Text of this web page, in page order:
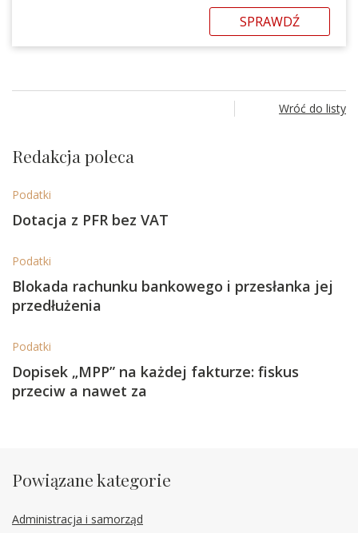
SPRAWDŹ
Wróć do listy
Redakcja poleca
Podatki
Dotacja z PFR bez VAT
Podatki
Blokada rachunku bankowego i przesłanka jej
przedłużenia
Podatki
Dopisek „MPP” na każdej fakturze: fiskus
przeciw a nawet za
Powiązane kategorie
Administracja i samorząd